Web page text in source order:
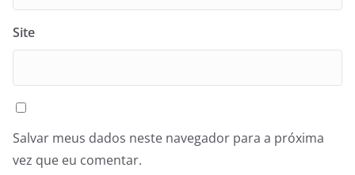
Site
Salvar meus dados neste navegador para a próxima
vez que eu comentar.